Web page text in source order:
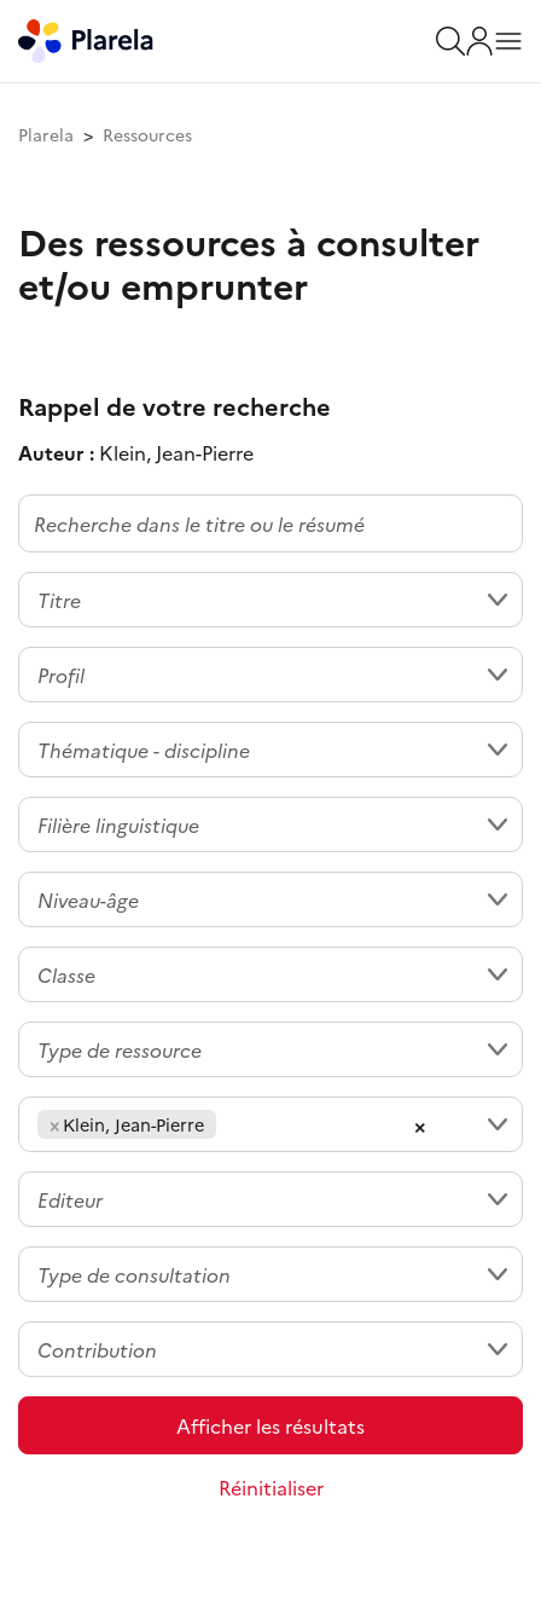
Plarela Ressources
Des ressources à consulter
et/ou emprunter
Rappel de votre recherche
Auteur : Klein, Jean-Pierre
×
× Klein, Jean-Pierre
Afficher les résultats
Réinitialiser